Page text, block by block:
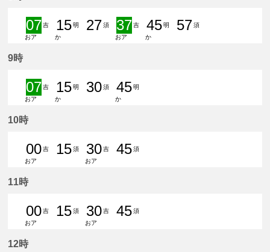
07
7分はつ 準急吉良吉田いき
吉
おア
15
15分はつ 普通豊明いき
明
か
27
27分はつ 普通須ケ口いき
須
37吉
おア
45明
か
57須
9時
07
7分はつ 準急吉良吉田いき
吉
おア
15
15分はつ 普通豊明いき
明
か
30須
45明
か
10時
00
0分はつ 普通吉良吉田いき
吉
おア
15須
30吉
おア
45須
11時
00
0分はつ 普通吉良吉田いき
吉
おア
15須
30吉
おア
45須
12時